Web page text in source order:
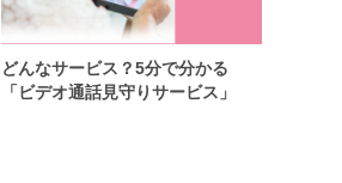
どんなサービス？5分で分かる
「ビデオ通話見守りサービス」